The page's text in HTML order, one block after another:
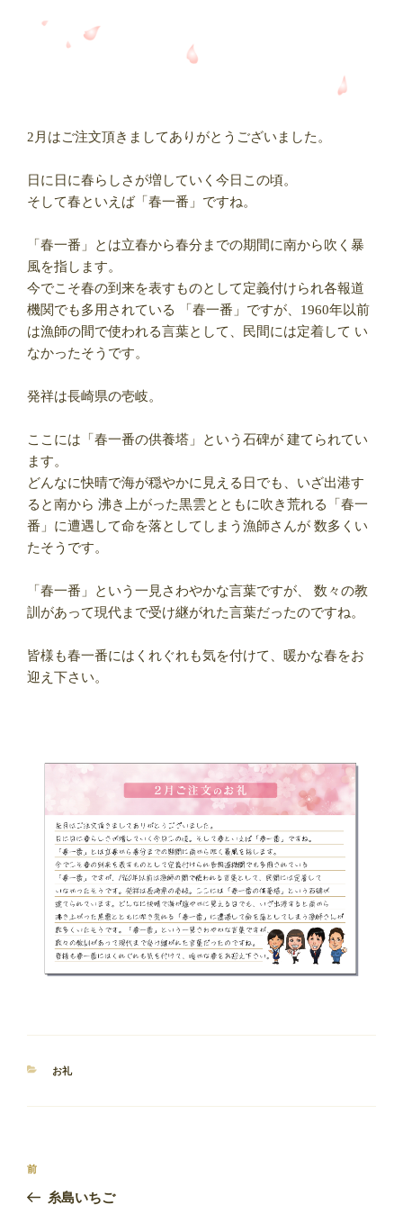
2月はご注文頂きましてありがとうございました。
日に日に春らしさが増していく今日この頃。
そして春といえば「春一番」ですね。
「春一番」とは立春から春分までの期間に南から吹く暴
風を指します。
今でこそ春の到来を表すものとして定義付けられ各報道
機関でも多用されている 「春一番」ですが、1960年以前
は漁師の間で使われる言葉として、民間には定着して い
なかったそうです。
発祥は長崎県の壱岐。
ここには「春一番の供養塔」という石碑が 建てられてい
ます。
どんなに快晴で海が穏やかに見える日でも、いざ出港す
ると南から 沸き上がった黒雲とともに吹き荒れる「春一
番」に遭遇して命を落としてしまう漁師さんが 数多くい
たそうです。
「春一番」という一見さわやかな言葉ですが、 数々の教
訓があって現代まで受け継がれた言葉だったのですね。
皆様も春一番にはくれぐれも気を付けて、暖かな春をお
迎え下さい。
カ
お礼
投
前
の
前
糸島いちご